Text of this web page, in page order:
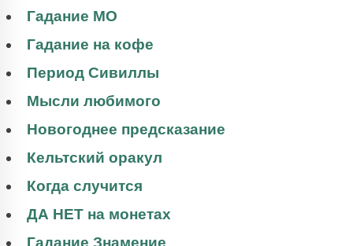
Гадание МО
Гадание на кофе
Период Сивиллы
Мысли любимого
Новогоднее предсказание
Кельтский оракул
Когда случится
ДА НЕТ на монетах
Гадание Знамение